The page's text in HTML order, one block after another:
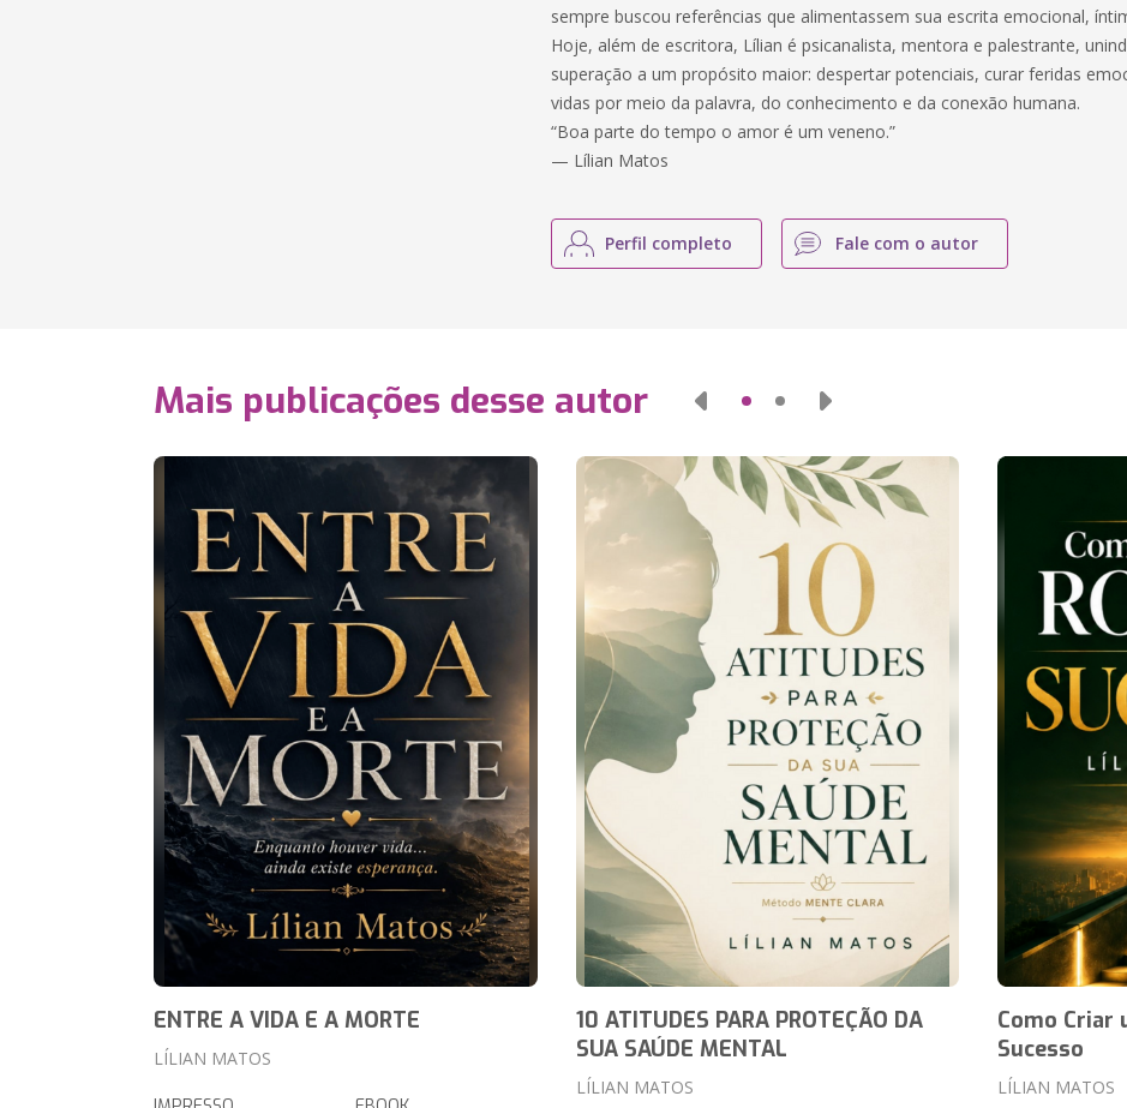
sempre buscou referências que alimentassem sua escrita emocional,
Hoje, além de escritora, Lílian é psicanalista, mentora e palestrante,
superação a um propósito maior: despertar potenciais, curar feridas
vidas por meio da palavra, do conhecimento e da conexão humana.
“Boa parte do tempo o amor é um veneno.”
— Lílian Matos
Perfil completo Fale com o autor
Mais publicações desse autor
ENTRE A VIDA E A MORTE
LÍLIAN MATOS
10 ATITUDES PARA PROTEÇÃO DA
SUA SAÚDE MENTAL
LÍLIAN MATOS
Como Criar
Sucesso
LÍLIAN MATOS